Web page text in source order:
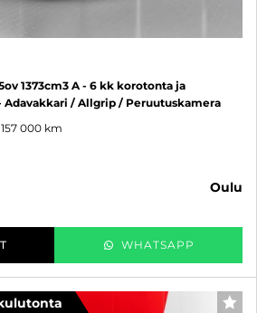
1373cm3 A - 6 kk korotonta ja
Adavakkari / Allgrip / Peruutuskamera
000 km
oulu
WHATSAPP